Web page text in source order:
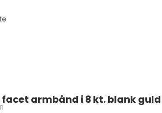
facet armbånd i 8 kt. blank guld